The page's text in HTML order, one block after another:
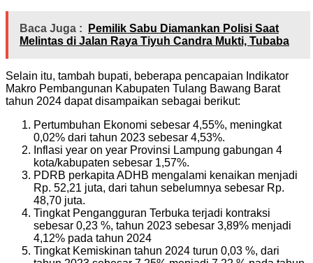
Baca Juga :
Pemilik Sabu Diamankan Polisi Saat
Melintas di Jalan Raya Tiyuh Candra Mukti, Tubaba
Selain itu, tambah bupati, beberapa pencapaian Indikator
Makro Pembangunan Kabupaten Tulang Bawang Barat
tahun 2024 dapat disampaikan sebagai berikut:
Pertumbuhan Ekonomi sebesar 4,55%, meningkat
0,02% dari tahun 2023 sebesar 4,53%.
Inflasi year on year Provinsi Lampung gabungan 4
kota/kabupaten sebesar 1,57%.
PDRB perkapita ADHB mengalami kenaikan menjadi
Rp. 52,21 juta, dari tahun sebelumnya sebesar Rp.
48,70 juta.
Tingkat Pengangguran Terbuka terjadi kontraksi
sebesar 0,23 %, tahun 2023 sebesar 3,89% menjadi
4,12% pada tahun 2024
Tingkat Kemiskinan tahun 2024 turun 0,03 %, dari